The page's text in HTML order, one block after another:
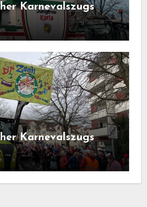
Karnevalszugs
Karnevalszugs